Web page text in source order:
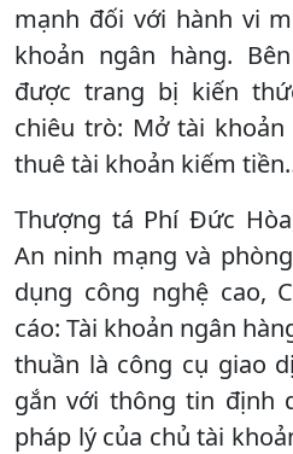
mạnh đối với hành vi
khoản ngân hàng.
được trang bị kiến
chiêu trò: Mở tài
thuê tài khoản kiếm
Thượng tá Phí Đức
An ninh mạng và
dụng công nghệ cao,
cáo: Tài khoản ngân
thuần là công cụ giao
gắn với thông tin định
pháp lý của chủ tài